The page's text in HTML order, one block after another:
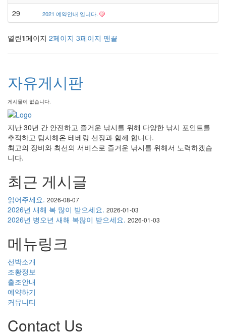
29 2021 예약안내 입니다.
열린1페이지 2페이지 3페이지 맨끝
자유게시판
게시물이 없습니다.
지난 30년 간 안전하고 즐거운 낚시를 위해 다양한 낚시 포인트를
추적하고 탐사해온 테베랑 선장과 함께 합니다.
최고의 장비와 최선의 서비스로 즐거운 낚시를 위해서 노력하겠습
니다.
최근 게시글
읽어주세요. 2026-08-07
2026년 새해 복 많이 받으세요. 2026-01-03
2026년 병오년 새해 복많이 받으세요. 2026-01-03
메뉴링크
선박소개
조황정보
출조안내
예약하기
커뮤니티
Contact Us